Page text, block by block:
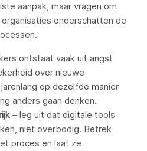
aanpak, maar vragen om
onderschatten de
ontstaat vaak uit angst
over nieuwe
op dezelfde manier
anders gaan denken.
– leg uit dat digitale tools
niet overbodig. Betrek
proces en laat ze